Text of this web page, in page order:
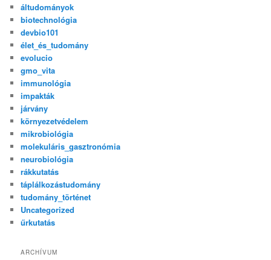
áltudományok
biotechnológia
devbio101
élet_és_tudomány
evolucio
gmo_vita
immunológia
impakták
járvány
környezetvédelem
mikrobiológia
molekuláris_gasztronómia
neurobiológia
rákkutatás
táplálkozástudomány
tudomány_történet
Uncategorized
űrkutatás
ARCHÍVUM